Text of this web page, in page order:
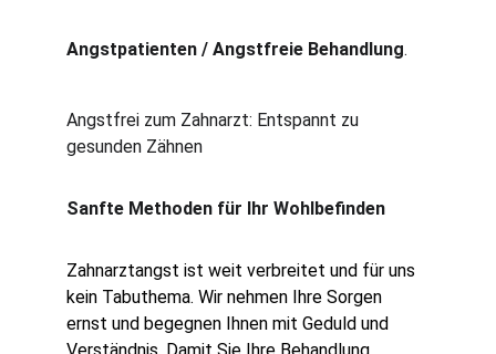
Angstpatienten / Angstfreie Behandlung.
Angstfrei zum Zahnarzt: Entspannt zu
gesunden Zähnen
Sanfte Methoden für Ihr Wohlbefinden
Zahnarztangst ist weit verbreitet und für uns
kein Tabuthema. Wir nehmen Ihre Sorgen
ernst und begegnen Ihnen mit Geduld und